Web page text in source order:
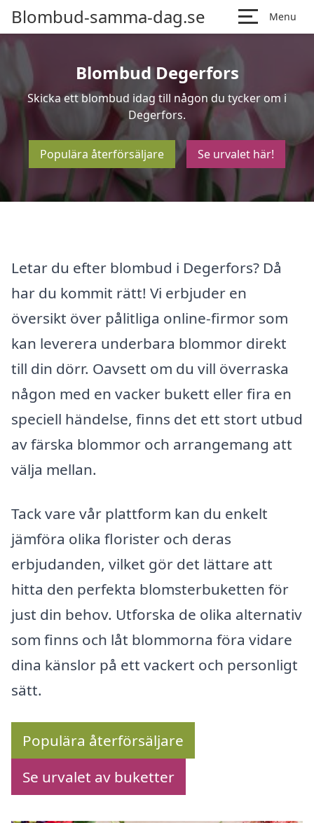
Blombud-samma-dag.se Menu
Blombud Degerfors
Skicka ett blombud idag till någon du tycker om i
Degerfors.
Populära återförsäljare Se urvalet här!
Letar du efter blombud i Degerfors? Då
har du kommit rätt! Vi erbjuder en
översikt över pålitliga online-firmor som
kan leverera underbara blommor direkt
till din dörr. Oavsett om du vill överraska
någon med en vacker bukett eller fira en
speciell händelse, finns det ett stort utbud
av färska blommor och arrangemang att
välja mellan.
Tack vare vår plattform kan du enkelt
jämföra olika florister och deras
erbjudanden, vilket gör det lättare att
hitta den perfekta blomsterbuketten för
just din behov. Utforska de olika alternativ
som finns och låt blommorna föra vidare
dina känslor på ett vackert och personligt
sätt.
Populära återförsäljare
Se urvalet av buketter